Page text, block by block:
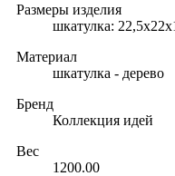
Размеры изделия
шкатулка:
Материал
шкатулка - дерево
Бренд
Коллекция идей
Вес
1200.00